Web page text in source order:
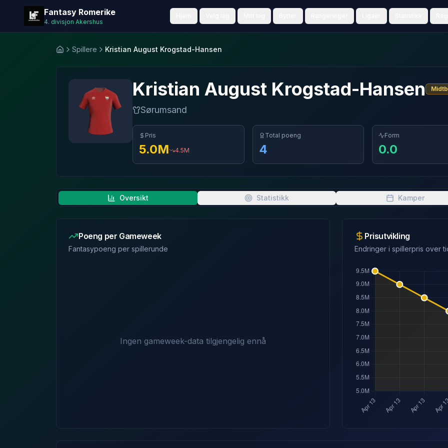
Fantasy Romerike
4. divisjon Akershus
Hjem Spillere Kristian August Krogstad-Hansen
Kristian August Krogstad-Hansen
Sørumsand
Pris
5.0M 4.5M
Total poeng
4
Form
0.0
Oversikt Statistikk Kamper
Poeng per Gameweek
Fantasypoeng per spillerunde
Ingen gameweek-data tilgjengelig ennå
Prisutvikling
Endringer i spillerpris over
Fantasy Romerike